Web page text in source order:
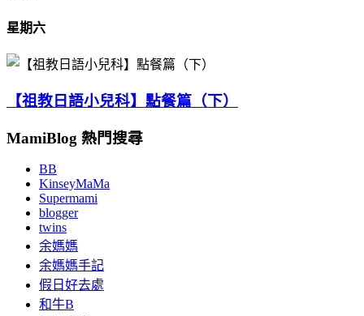
星期六
【祖教日語小兒科】點餐篇（下）
MamiBlog 熱門搜尋
BB
KinseyMaMa
Supermami
blogger
twins
余媽媽
余媽媽手記
假日好去處
和牛B